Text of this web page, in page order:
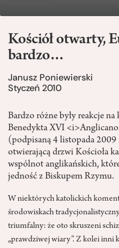
Kościół otwarty,
bardzo…
Janusz Poniewierski
Styczeń 2010
Bardzo różne były reakcje
Benedykta XVI
(podpisaną 4 listopada 2009
otwierającą drzwi Kościoła
wspólnot anglikańskich,
jedność z Biskupem Rzymu.
W niektórych katolickich
środowiskach
triumfalny: że oto skruszeni
„prawdziwej wiary”. Z kolei inni